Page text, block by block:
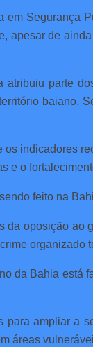
Segurança
apesar de
atribuiu parte
baiano.
indicadores
e o
feito na
da oposição
da Bahia
para ampliar a
áreas